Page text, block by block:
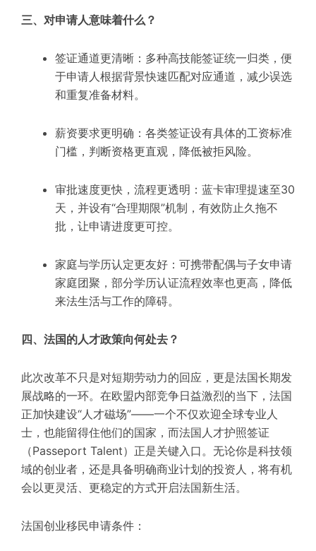
三、对申请人意味着什么？
签证通道更清晰：多种高技能签证统一归类，便
于申请人根据背景快速匹配对应通道，减少误选
和重复准备材料。
薪资要求更明确：各类签证设有具体的工资标准
门槛，判断资格更直观，降低被拒风险。
审批速度更快，流程更透明：蓝卡审理提速至30
天，并设有“合理期限”机制，有效防止久拖不
批，让申请进度更可控。
家庭与学历认定更友好：可携带配偶与子女申请
家庭团聚，部分学历认证流程效率也更高，降低
来法生活与工作的障碍。
四、法国的人才政策向何处去？
此次改革不只是对短期劳动力的回应，更是法国长期发
展战略的一环。在欧盟内部竞争日益激烈的当下，法国
正加快建设“人才磁场”——一个不仅欢迎全球专业人
士，也能留得住他们的国家，而法国人才护照签证
（Passeport Talent）正是关键入口。无论你是科技领
域的创业者，还是具备明确商业计划的投资人，将有机
会以更灵活、更稳定的方式开启法国新生活。
法国创业移民申请条件：